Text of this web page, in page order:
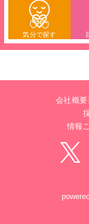
気分で探す
会社概要
情報